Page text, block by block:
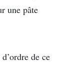
une pâte
de ce